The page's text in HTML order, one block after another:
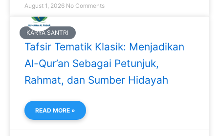
August 1, 2026 No Comments
KARYA SANTRI
Tafsir Tematik Klasik: Menjadikan
Al-Qur’an Sebagai Petunjuk,
Rahmat, dan Sumber Hidayah
READ MORE »